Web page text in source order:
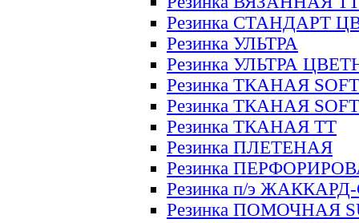
Резинка СТАНДАРТ
Резинка УЛЬТРА
Резинка УЛЬТРА
Резинка ТКАНАЯ SOFT
Резинка ТКАНАЯ
Резинка ТКАНАЯ ТТ
Резинка ПЛЕТЕНАЯ
Резинка
Резинка п/э
Резинка ПОМОЧНАЯ